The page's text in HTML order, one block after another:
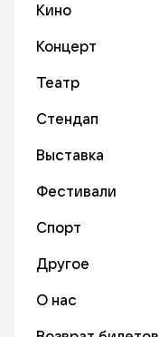
Кино
Концерт
Театр
Стендап
Выставка
Фестивали
Спорт
Другое
О нас